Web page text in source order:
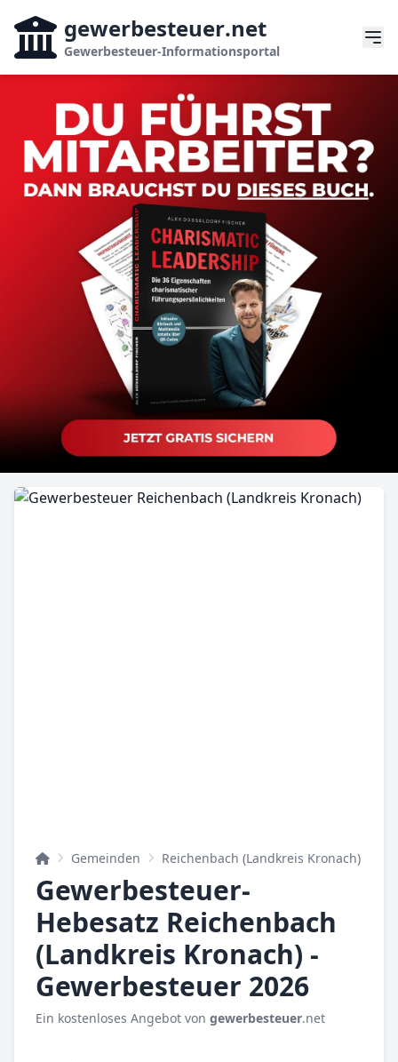
gewerbesteuer.net
Gewerbesteuer-Informationsportal
Gemeinden Reichenbach (Landkreis Kronach)
Gewerbesteuer-
Hebesatz Reichenbach
(Landkreis Kronach) -
Gewerbesteuer 2026
Ein kostenloses Angebot von gewerbesteuer.net